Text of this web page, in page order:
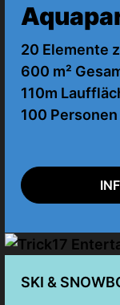
20 Elemente
600 m²
110m
100
SKI &